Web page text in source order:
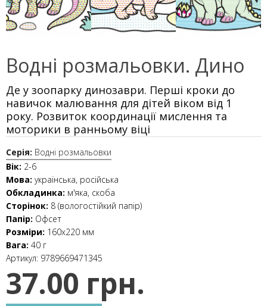
Водні розмальовки. Дино
Де у зоопарку динозаври. Перші кроки до
навичок малювання для дітей віком від 1
року. Розвиток координації мислення та
моторики в ранньому віці
Серія: Водні розмальовки
Вік: 2-6
Мова: українська, російська
Обкладинка: м'яка, скоба
Сторінок: 8 (вологостійкий папір)
Папір: Офсет
Розміри: 160х220 мм
Вага: 40 г
Артикул: 9789669471345
37.00 грн.